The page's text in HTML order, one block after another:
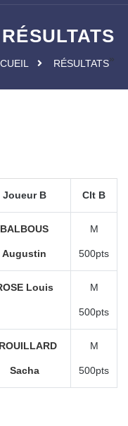
»
RÉSULTATS
Joueur B Clt B
BALBOUS
Augustin
M
500pts
Louis M
500pts
Sacha
M
500pts